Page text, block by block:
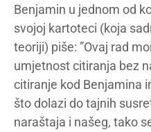
Benjamin u jednom od
svojoj kartoteci (koja
teoriji) piše: ”Ovaj rad
umjetnost citiranja bez
citiranje kod Benjamina
što dolazi do tajnih
naraštaja i našeg, tako